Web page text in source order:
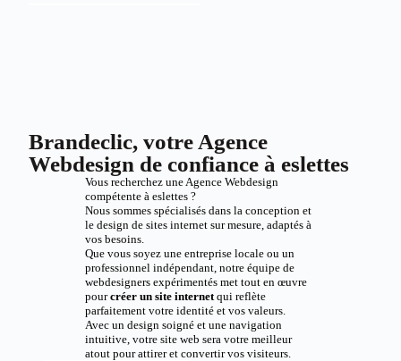
Brandeclic, votre Agence
Webdesign de confiance à eslettes
Vous recherchez une Agence Webdesign
compétente à eslettes ?
Nous sommes spécialisés dans la conception et
le design de sites internet sur mesure, adaptés à
vos besoins.
Que vous soyez une entreprise locale ou un
professionnel indépendant, notre équipe de
webdesigners expérimentés met tout en œuvre
pourcréer un site internetqui reflète
parfaitement votre identité et vos valeurs.
Avec un design soigné et une navigation
intuitive, votre site web sera votre meilleur
atout pour attirer et convertir vos visiteurs.